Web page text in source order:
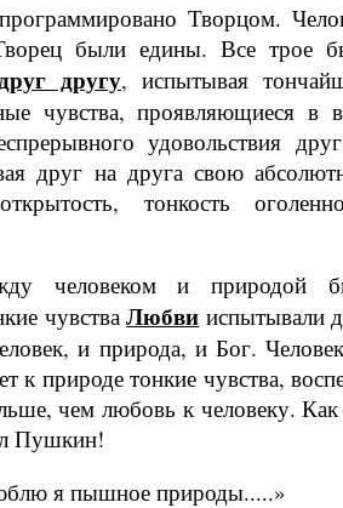
Твор­цом.
были едины. Все трое
другу, испытывая
чувства, проявляющиеся в
удовольствия
друг на друга свою
тонкость
человеком и природой
чувстваЛюбви испытывали
и природа, и Бог.
к природе тонкие чувства,
чем любовь к че­ловеку. Как
Пушкин!
я пышное природы.....»